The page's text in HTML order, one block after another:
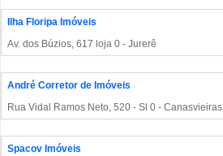
Ilha Floripa Imóveis
Av. dos Búzios, 617 loja 0 - Jurerê
André Corretor de Imóveis
Rua Vidal Ramos Neto, 520 - Sl 0 - Canasvieiras
Spacov Imóveis